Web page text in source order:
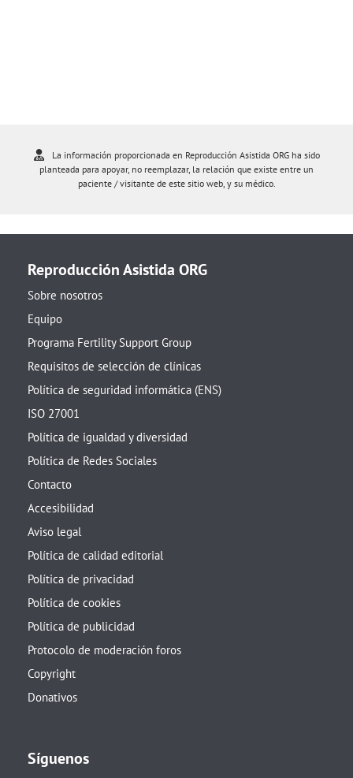
La información proporcionada en Reproducción Asistida ORG ha sido
planteada para apoyar, no reemplazar, la relación que existe entre un
paciente / visitante de este sitio web, y su médico.
Reproducción Asistida ORG
Sobre nosotros
Equipo
Programa Fertility Support Group
Requisitos de selección de clínicas
Política de seguridad informática (ENS)
ISO 27001
Política de igualdad y diversidad
Política de Redes Sociales
Contacto
Accesibilidad
Aviso legal
Política de calidad editorial
Política de privacidad
Política de cookies
Política de publicidad
Protocolo de moderación foros
Copyright
Donativos
Síguenos